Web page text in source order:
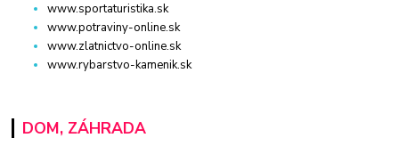
www.sportaturistika.sk
www.potraviny-online.sk
www.zlatnictvo-online.sk
www.rybarstvo-kamenik.sk
DOM, ZÁHRADA